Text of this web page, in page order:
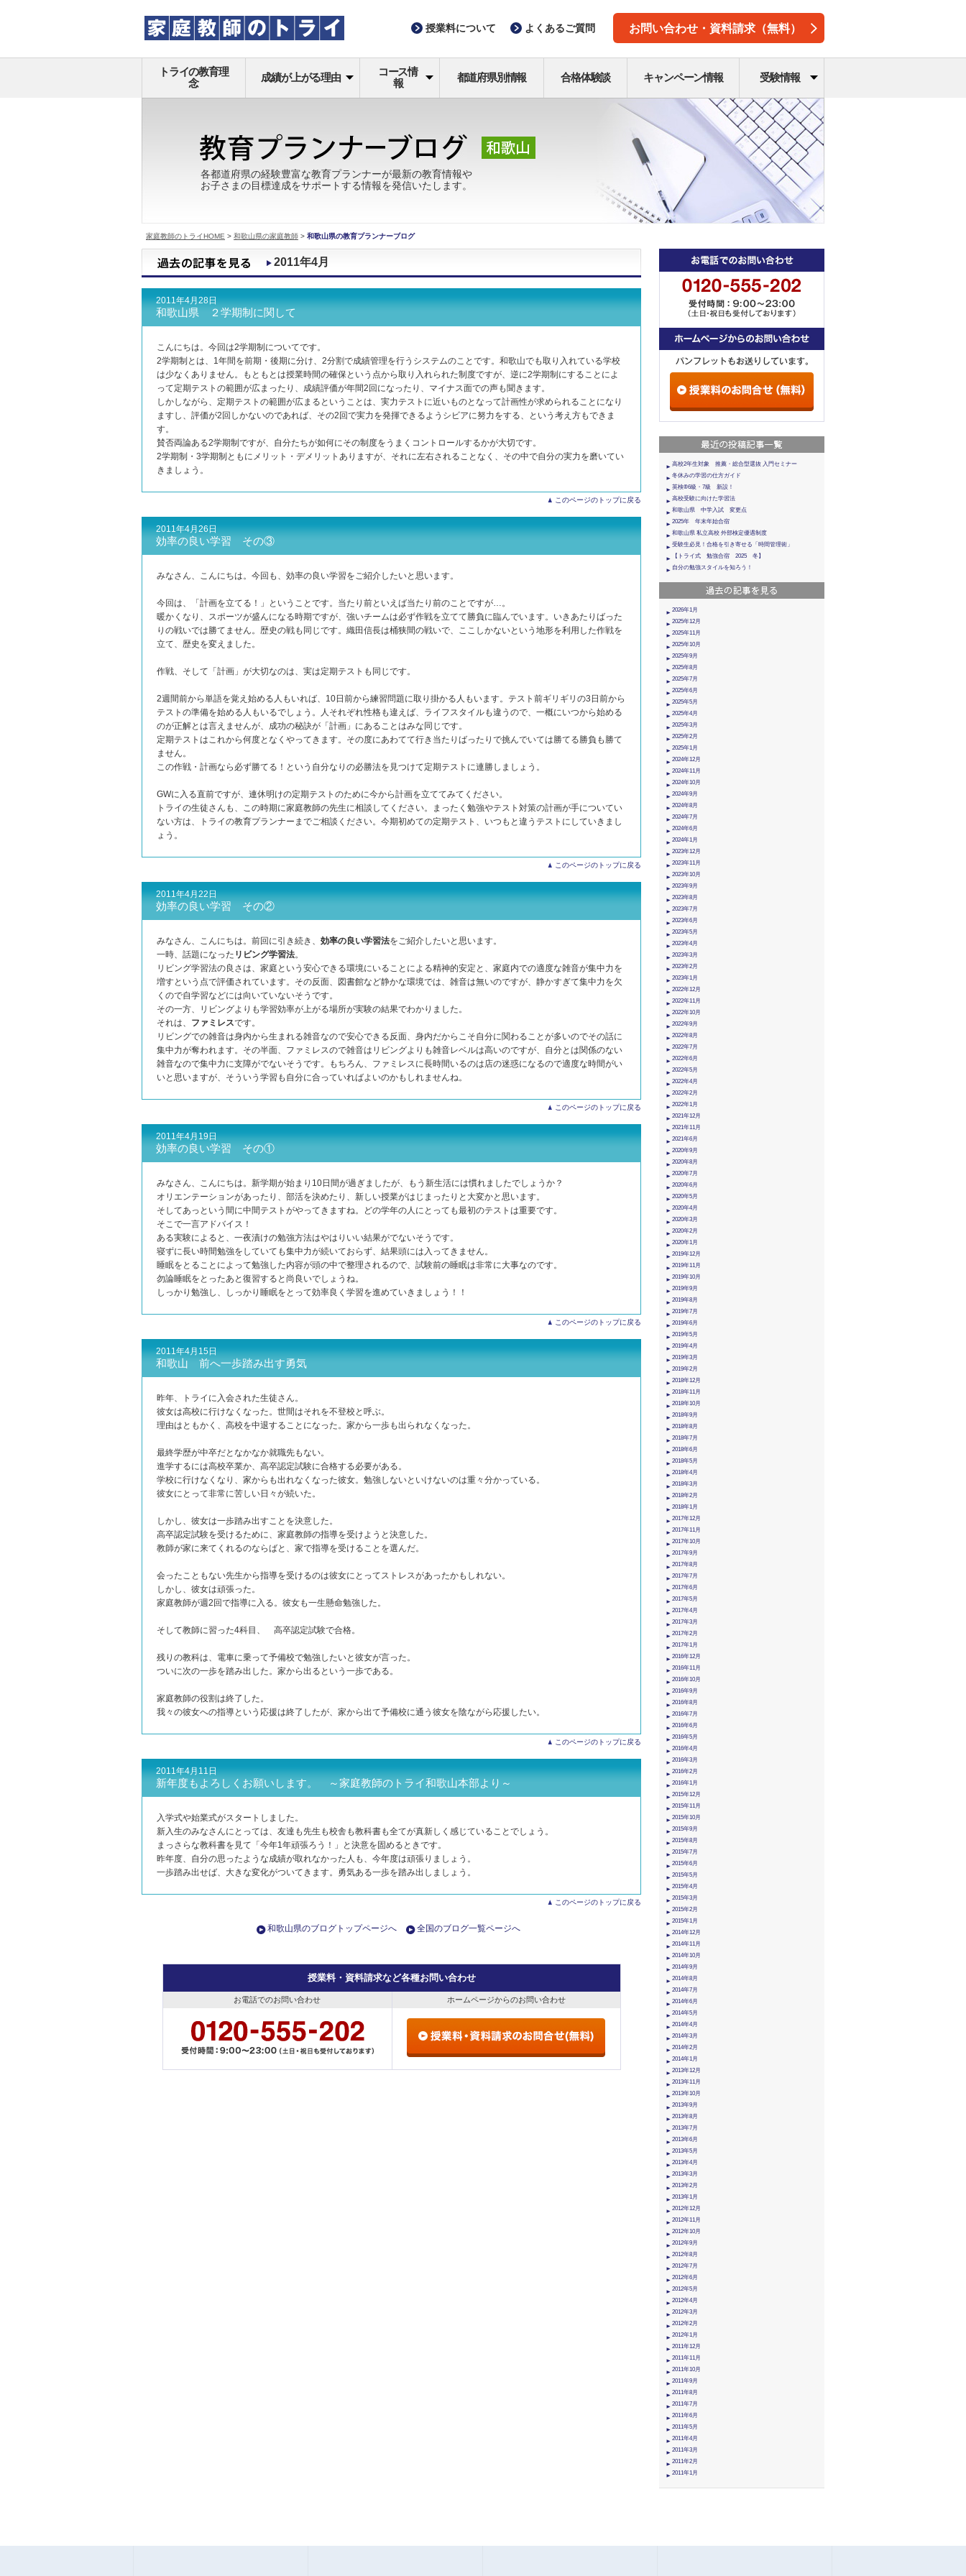
授業料について よくあるご質問 お問い合わせ・資料請求（無料）
トライの教育理
念
成績が上がる理由
コース情
報
都道府県別情報 合格体験談 キャンペーン情報 受験情報
各都道府県の経験豊富な教育プランナーが最新の教育情報や
お子さまの目標達成をサポートする情報を発信いたします。
家庭教師のトライHOME > 和歌山県の家庭教師 > 和歌山県の教育プランナーブログ
2011年4月
2011年4月28日
和歌山県 ２学期制に関して
こんにちは。今回は2学期制についてです。
2学期制とは、1年間を前期・後期に分け、2分割で成績管理を行うシステムのことです。和歌山でも取り入れている学校
は少なくありません。もともとは授業時間の確保という点から取り入れられた制度ですが、逆に2学期制にすることによ
って定期テストの範囲が広まったり、成績評価が年間2回になったり、マイナス面での声も聞きます。
しかしながら、定期テストの範囲が広まるということは、実力テストに近いものとなって計画性が求められることになり
ますし、評価が2回しかないのであれば、その2回で実力を発揮できるようシビアに努力をする、という考え方もできま
す。
賛否両論ある2学期制ですが、自分たちが如何にその制度をうまくコントロールするかが大切です。
2学期制・3学期制ともにメリット・デメリットありますが、それに左右されることなく、その中で自分の実力を磨いてい
きましょう。
このページのトップに戻る
2011年4月26日
効率の良い学習 その③
みなさん、こんにちは。今回も、効率の良い学習をご紹介したいと思います。
今回は、「計画を立てる！」ということです。当たり前といえば当たり前のことですが…。
暖かくなり、スポーツが盛んになる時期ですが、強いチームは必ず作戦を立てて勝負に臨んでいます。いきあたりばった
りの戦いでは勝てません。歴史の戦も同じです。織田信長は桶狭間の戦いで、ここしかないという地形を利用した作戦を
立て、歴史を変えました。
作戦、そして「計画」が大切なのは、実は定期テストも同じです。
2週間前から単語を覚え始める人もいれば、10日前から練習問題に取り掛かる人もいます。テスト前ギリギリの3日前から
テストの準備を始める人もいるでしょう。人それぞれ性格も違えば、ライフスタイルも違うので、一概にいつから始める
のが正解とは言えませんが、成功の秘訣が「計画」にあることはみな同じです。
定期テストはこれから何度となくやってきます。その度にあわてて行き当たりばったりで挑んでいては勝てる勝負も勝て
ません。
この作戦・計画なら必ず勝てる！という自分なりの必勝法を見つけて定期テストに連勝しましょう。
GWに入る直前ですが、連休明けの定期テストのために今から計画を立ててみてください。
トライの生徒さんも、この時期に家庭教師の先生に相談してください。まったく勉強やテスト対策の計画が手についてい
ない方は、トライの教育プランナーまでご相談ください。今期初めての定期テスト、いつもと違うテストにしていきまし
ょう。
このページのトップに戻る
2011年4月22日
効率の良い学習 その②
みなさん、こんにちは。前回に引き続き、 効率の良い学習法をご紹介したいと思います。
一時、話題になった リビング学習法。
リビング学習法の良さは、家庭という安心できる環境にいることによる精神的安定と、家庭内での適度な雑音が集中力を
増すという点で評価されています。その反面、図書館など静かな環境では、雑音は無いのですが、静かすぎて集中力を欠
くので自学習などには向いていないそうです。
その一方、リビングよりも学習効率が上がる場所が実験の結果でわかりました。
それは、 ファミレスです。
リビングでの雑音は身内から生まれる雑音なので安心できる反面、身内だからこそ自分に関わることが多いのでその話に
集中力が奪われます。その半面、ファミレスので雑音はリビングよりも雑音レベルは高いのですが、自分とは関係のない
雑音なので集中力に支障がでないそうです。もちろん、ファミレスに長時間いるのは店の迷惑になるので適度な時間がい
いと思いますが、そういう学習も自分に合っていればよいのかもしれませんね。
このページのトップに戻る
2011年4月19日
効率の良い学習 その①
みなさん、こんにちは。新学期が始まり10日間が過ぎましたが、もう新生活には慣れましたでしょうか？
オリエンテーションがあったり、部活を決めたり、新しい授業がはじまったりと大変かと思います。
そしてあっという間に中間テストがやってきますね。どの学年の人にとっても最初のテストは重要です。
そこで一言アドバイス！
ある実験によると、一夜漬けの勉強方法はやはりいい結果がでないそうです。
寝ずに長い時間勉強をしていても集中力が続いておらず、結果頭には入ってきません。
睡眠をとることによって勉強した内容が頭の中で整理されるので、試験前の睡眠は非常に大事なのです。
勿論睡眠をとったあと復習すると尚良いでしょうね。
しっかり勉強し、しっかり睡眠をとって効率良く学習を進めていきましょう！！
このページのトップに戻る
2011年4月15日
和歌山 前へ一歩踏み出す勇気
昨年、トライに入会された生徒さん。
彼女は高校に行けなくなった。世間はそれを不登校と呼ぶ。
理由はともかく、高校を中退することになった。家から一歩も出られなくなった。
最終学歴が中卒だとなかなか就職先もない。
進学するには高校卒業か、高卒認定試験に合格する必要がある。
学校に行けなくなり、家からも出れなくなった彼女。勉強しないといけないのは重々分かっている。
彼女にとって非常に苦しい日々が続いた。
しかし、彼女は一歩踏み出すことを決意した。
高卒認定試験を受けるために、家庭教師の指導を受けようと決意した。
教師が家に来てくれるのならばと、家で指導を受けることを選んだ。
会ったこともない先生から指導を受けるのは彼女にとってストレスがあったかもしれない。
しかし、彼女は頑張った。
家庭教師が週2回で指導に入る。彼女も一生懸命勉強した。
そして教師に習った4科目、 高卒認定試験で合格。
残りの教科は、電車に乗って予備校で勉強したいと彼女が言った。
ついに次の一歩を踏み出した。家から出るという一歩である。
家庭教師の役割は終了した。
我々の彼女への指導という応援は終了したが、家から出て予備校に通う彼女を陰ながら応援したい。
このページのトップに戻る
2011年4月11日
新年度もよろしくお願いします。 ～家庭教師のトライ和歌山本部より～
入学式や始業式がスタートしました。
新入生のみなさんにとっては、友達も先生も校舎も教科書も全てが真新しく感じていることでしょう。
まっさらな教科書を見て「今年1年頑張ろう！」と決意を固めるときです。
昨年度、自分の思ったような成績が取れなかった人も、今年度は頑張りましょう。
一歩踏み出せば、大きな変化がついてきます。勇気ある一歩を踏み出しましょう。
このページのトップに戻る
和歌山県のブログトップページへ 全国のブログ一覧ページへ
授業料・資料請求など各種お問い合わせ
お電話でのお問い合わせ ホームページからのお問い合わせ
高校2年生対象 推薦・総合型選抜 入門セミナー
冬休みの学習の仕方ガイド
英検®6級・7級 新設！
高校受験に向けた学習法
和歌山県 中学入試 変更点
2025年 年末年始合宿
和歌山県 私立高校 外部検定優遇制度
受験生必見！合格を引き寄せる「時間管理術」
【トライ式 勉強合宿 2025 冬】
自分の勉強スタイルを知ろう！
2026年1月
2025年12月
2025年11月
2025年10月
2025年9月
2025年8月
2025年7月
2025年6月
2025年5月
2025年4月
2025年3月
2025年2月
2025年1月
2024年12月
2024年11月
2024年10月
2024年9月
2024年8月
2024年7月
2024年6月
2024年1月
2023年12月
2023年11月
2023年10月
2023年9月
2023年8月
2023年7月
2023年6月
2023年5月
2023年4月
2023年3月
2023年2月
2023年1月
2022年12月
2022年11月
2022年10月
2022年9月
2022年8月
2022年7月
2022年6月
2022年5月
2022年4月
2022年2月
2022年1月
2021年12月
2021年11月
2021年6月
2020年9月
2020年8月
2020年7月
2020年6月
2020年5月
2020年4月
2020年3月
2020年2月
2020年1月
2019年12月
2019年11月
2019年10月
2019年9月
2019年8月
2019年7月
2019年6月
2019年5月
2019年4月
2019年3月
2019年2月
2018年12月
2018年11月
2018年10月
2018年9月
2018年8月
2018年7月
2018年6月
2018年5月
2018年4月
2018年3月
2018年2月
2018年1月
2017年12月
2017年11月
2017年10月
2017年9月
2017年8月
2017年7月
2017年6月
2017年5月
2017年4月
2017年3月
2017年2月
2017年1月
2016年12月
2016年11月
2016年10月
2016年9月
2016年8月
2016年7月
2016年6月
2016年5月
2016年4月
2016年3月
2016年2月
2016年1月
2015年12月
2015年11月
2015年10月
2015年9月
2015年8月
2015年7月
2015年6月
2015年5月
2015年4月
2015年3月
2015年2月
2015年1月
2014年12月
2014年11月
2014年10月
2014年9月
2014年8月
2014年7月
2014年6月
2014年5月
2014年4月
2014年3月
2014年2月
2014年1月
2013年12月
2013年11月
2013年10月
2013年9月
2013年8月
2013年7月
2013年6月
2013年5月
2013年4月
2013年3月
2013年2月
2013年1月
2012年12月
2012年11月
2012年10月
2012年9月
2012年8月
2012年7月
2012年6月
2012年5月
2012年4月
2012年3月
2012年2月
2012年1月
2011年12月
2011年11月
2011年10月
2011年9月
2011年8月
2011年7月
2011年6月
2011年5月
2011年4月
2011年3月
2011年2月
2011年1月